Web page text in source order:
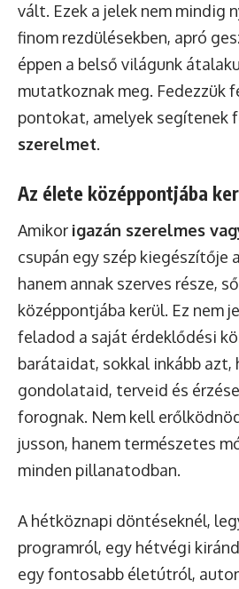
vált. Ezek a jelek nem mindig
finom rezdülésekben, apró
éppen a belső világunk
mutatkoznak meg. Fedezzük
pontokat, amelyek segítenek
szerelmet.
Az élete középpontjába
Amikor igazán szerelmes
csupán egy szép kiegészítője
hanem annak szerves része,
középpontjába kerül. Ez nem
feladod a saját érdeklődési
barátaidat, sokkal inkább azt,
gondolataid, terveid és
forognak. Nem kell
jusson, hanem természetes
minden pillanatodban.
A hétköznapi döntéseknél,
programról, egy hétvégi
egy fontosabb életútról,